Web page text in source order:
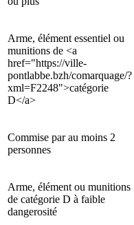
Arme, élément essentiel ou
munitions de <a
href="https://ville-
pontlabbe.bzh/comarquage/?
xml=F2248">catégorie
D</a>
Commise par au moins 2
personnes
Arme, élément ou munitions
de catégorie D à faible
dangerosité